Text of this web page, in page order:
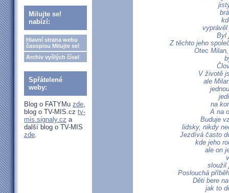
Milujte se!
nabízí:
Hlavní strana webu
časopisu Milujte se!
Archiv vyšlých čísel
Spřátelené
weby:
Blog o FATYMu zde,
blog o TV-MIS.cz tv-
mis.signaly.cz a
další blog o TV-MIS
zde.
Byl
Z těchto jeho
Otec
V životě
ale
na
A na
Buduje
lidsky, nikdy
Jezdívá často
kde jeho
ale on
sloužil
Poslouchá
Děti bere
jak to